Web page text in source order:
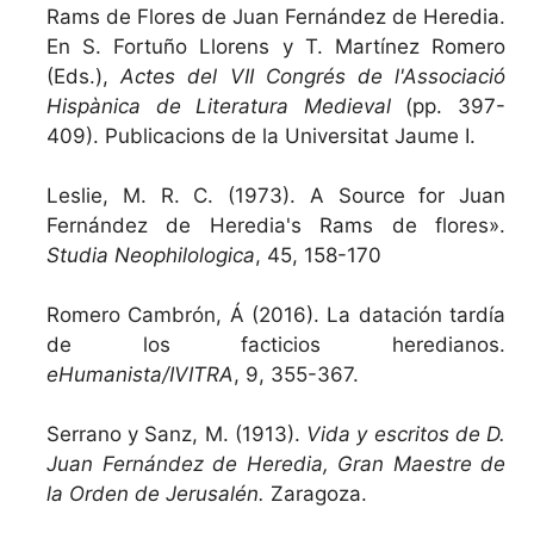
Rams de Flores de Juan Fernández de Heredia.
En S. Fortuño Llorens y T. Martínez Romero
(Eds.), Actes del VII Congrés de l'Associació
Hispànica de Literatura Medieval(pp. 397-
409). Publicacions de la Universitat Jaume I.
Leslie, M. R. C. (1973). A Source for Juan
Fernández de Heredia's Rams de flores».
Studia Neophilologica, 45, 158-170
Romero Cambrón, Á (2016). La datación tardía
de los facticios heredianos.
eHumanista/IVITRA, 9, 355-367.
Serrano y Sanz, M. (1913). Vida y escritos de D.
Juan Fernández de Heredia, Gran Maestre de
la Orden de Jerusalén. Zaragoza.